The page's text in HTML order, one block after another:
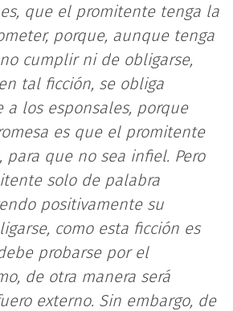
que el promitente tenga la
porque, aunque tenga
cumplir ni de obligarse,
tal ficción, se obliga
a los esponsales, porque
es que el promitente
para que no sea infiel. Pero
solo de palabra
positivamente su
como esta ficción es
probarse por el
de otra manera será
externo. Sin embargo, de